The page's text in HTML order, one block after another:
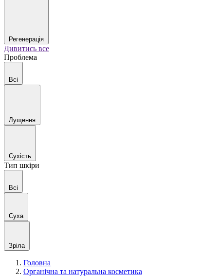
Регенерація
Дивитись все
Проблема
Всі
Лущення
Сухість
Тип шкіри
Всі
Суха
Зріла
Головна
Органічна та натуральна косметика